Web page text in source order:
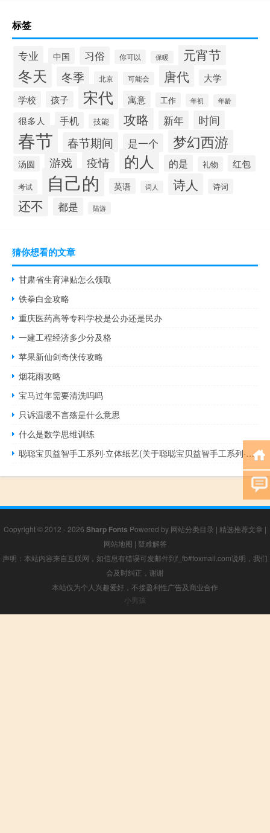
标签
专业 中国 习俗 你可以 保暖 元宵节
冬天 冬季 北京 可能会 唐代
大学
学校
孩子 宋代 寓意 工作 年初 年龄
很多人 手机 技能 攻略 新年 时间
春节 春节期间 是一个 梦幻西游
汤圆 游戏 疫情 的人 的是 礼物 红包
考试 自己的 英语 词人 诗人 诗词
还不 都是 陆游
猜你想看的文章
甘肃省生育津贴怎么领取
铁拳白金攻略
重庆医药高等专科学校是公办还是民办
一建工程经济多少分及格
苹果新仙剑奇侠传攻略
烟花雨攻略
宝马过年需要清洗吗吗
只诉温暖不言殇是什么意思
什么是数学思维训练
聪聪宝贝益智手工系列·立体纸艺(关于聪聪宝贝益智手工系列·立体纸艺简述)
Copyright © 2012 - 2026 Sharp Fonts Powered by 网站分类目录 | 精选推荐文章 |
网站地图 | 疑难解答
声明：本站内容来自互联网，如信息有错误可发邮件到f_fb#foxmail.com说明，我们
会及时纠正，谢谢
本站仅为个人兴趣爱好，不接盈利性广告及商业合作
小男孩